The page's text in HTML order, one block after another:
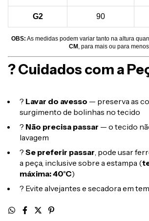
G2 90
OBS: As medidas podem variar tanto na altura
CM, para mais ou para menos.
? Cuidados com a
? Lavar do avesso — preserva as
surgimento de bolinhas no tecido
? Não precisa passar — o tecido
lavagem
? Se preferir passar, pode usar
a peça, inclusive sobre a estampa (
máxima: 40°C)
? Evite alvejantes e secadora em